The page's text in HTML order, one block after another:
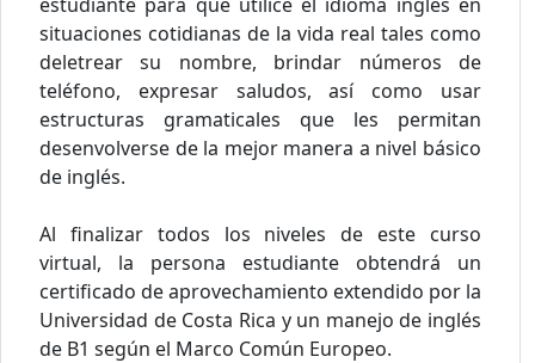
situaciones cotidianas de la vida real tales como
deletrear su nombre, brindar números de
teléfono, expresar saludos, así como usar
estructuras gramaticales que les permitan
desenvolverse de la mejor manera a nivel básico
de inglés.
Al finalizar todos los niveles de este curso
virtual, la persona estudiante obtendrá un
certificado de aprovechamiento extendido por la
Universidad de Costa Rica y un manejo de inglés
de B1 según el Marco Común Europeo.